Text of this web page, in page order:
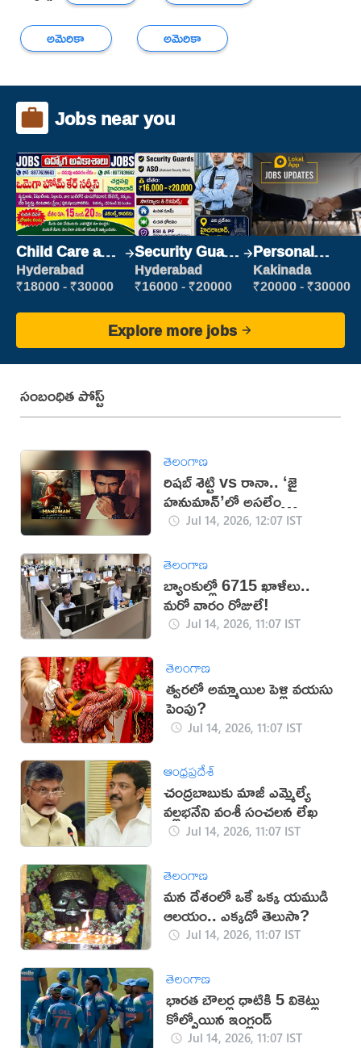
అమెరికా
అమెరికా
Jobs near you
Child Care and
Patient care
Hyderabad
₹18000 - ₹30000
Security Guard
(Security)
Hyderabad
₹16000 - ₹20000
Personal
Assistant
Kakinada
₹20000 - ₹30000
Explore more jobs
సంబంధిత పోస్ట్
తెలంగాణ
రిషబ్ శెట్టి vs రానా.. ‘జై
హనుమాన్’లో అసలేం
జరుగుతుంది?
Jul 14, 2026, 12:07 IST
తెలంగాణ
బ్యాంకుల్లో 6715 ఖాళీలు..
మ‌రో వారం రోజులే!
Jul 14, 2026, 11:07 IST
తెలంగాణ
త్వరలో అమ్మాయిల పెళ్లి వయసు
పెంపు?
Jul 14, 2026, 11:07 IST
ఆంధ్రప్రదేశ్
చంద్రబాబుకు మాజీ ఎమ్మెల్యే
వల్లభనేని వంశీ సంచలన లేఖ
Jul 14, 2026, 11:07 IST
తెలంగాణ
మన దేశంలో ఒకే ఒక్క యముడి
ఆలయం.. ఎక్కడో తెలుసా?
Jul 14, 2026, 11:07 IST
తెలంగాణ
భారత బౌలర్ల ధాటికి 5 వికెట్లు
కోల్పోయిన ఇంగ్లండ్
Jul 14, 2026, 11:07 IST